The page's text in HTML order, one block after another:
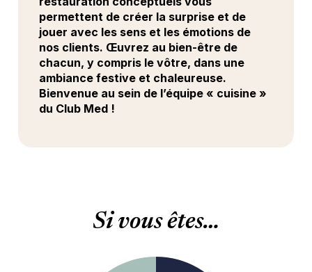
permettent de créer la surprise et de
jouer avec les sens et les émotions de
nos clients. Œuvrez au bien-être de
chacun, y compris le vôtre, dans une
ambiance festive et chaleureuse.
Bienvenue au sein de l’équipe « cuisine »
du Club Med !
Si vous êtes…